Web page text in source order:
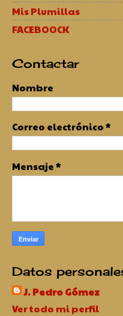
Mis Plumillas
FACEBOOCK
Contactar
Nombre
Correo electrónico*
Mensaje*
Datos
J. Pedro Gómez
Ver todo mi perfil